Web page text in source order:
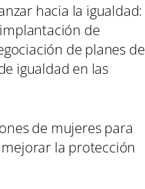
hacia la igualdad:
de
de planes de
igualdad en las
de mujeres para
la protección